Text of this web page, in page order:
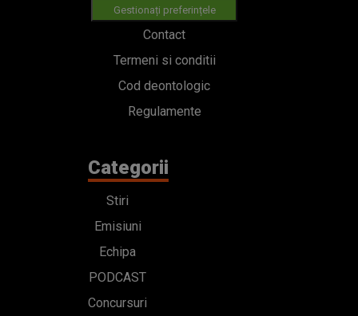
Gestionați preferințele
Contact
Termeni si conditii
Cod deontologic
Regulamente
Categorii
Stiri
Emisiuni
Echipa
PODCAST
Concursuri